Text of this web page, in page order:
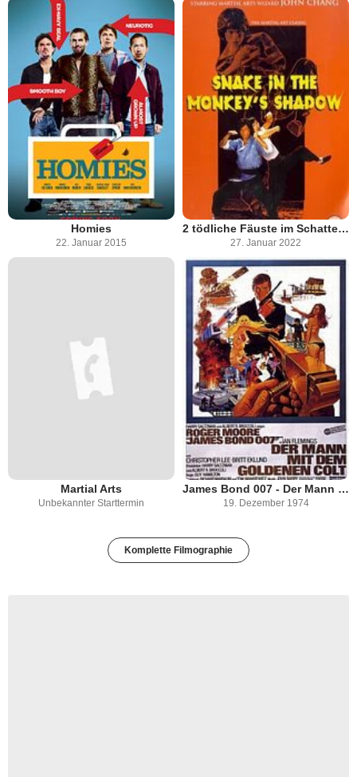
Homies
22. Januar 2015
2 tödliche Fäuste im Schatten der Schlange
27. Januar 2022
Martial Arts
Unbekannter Starttermin
James Bond 007 - Der Mann mit dem goldenen Colt
19. Dezember 1974
Komplette Filmographie